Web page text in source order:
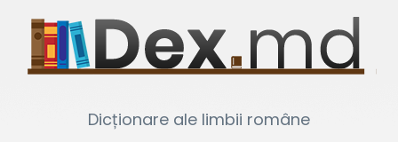
Dicționare ale limbii române